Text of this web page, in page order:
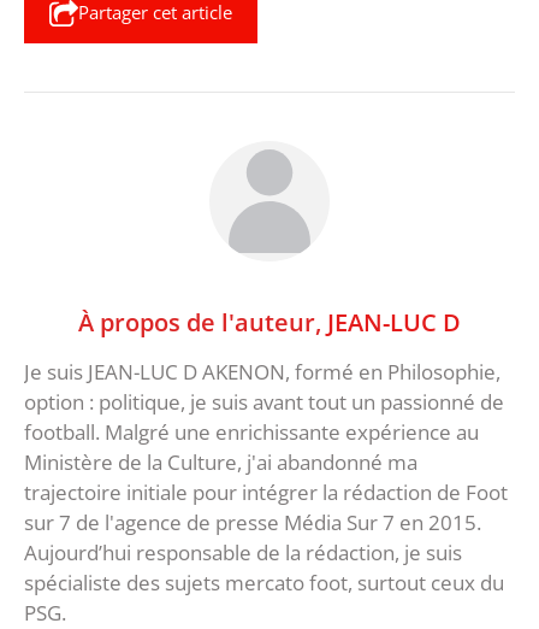
Partager cet article
À propos de l'auteur, JEAN-LUC D
Je suis JEAN-LUC D AKENON, formé en Philosophie,
option : politique, je suis avant tout un passionné de
football. Malgré une enrichissante expérience au
Ministère de la Culture, j'ai abandonné ma
trajectoire initiale pour intégrer la rédaction de Foot
sur 7 de l'agence de presse Média Sur 7 en 2015.
Aujourd’hui responsable de la rédaction, je suis
spécialiste des sujets mercato foot, surtout ceux du
PSG.